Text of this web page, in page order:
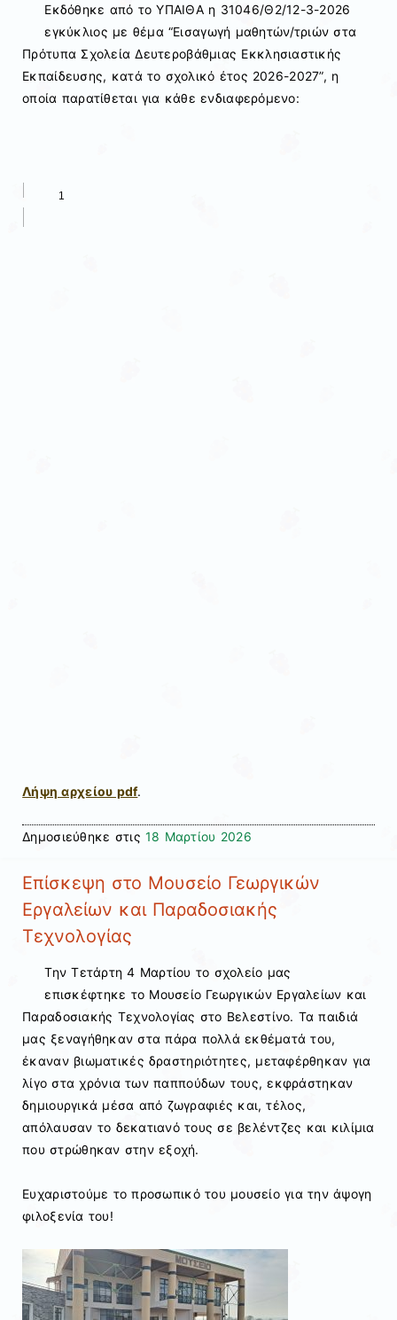
Εκδόθηκε από το ΥΠΑΙΘΑ η 31046/Θ2/12-3-2026
εγκύκλιος με θέμα “Εισαγωγή μαθητών/τριών στα
Πρότυπα Σχολεία Δευτεροβάθμιας Εκκλησιαστικής
Εκπαίδευσης, κατά το σχολικό έτος 2026-2027”, η
οποία παρατίθεται για κάθε ενδιαφερόμενο:
Λήψη αρχείου pdf.
Δημοσιεύθηκε στις 18 Μαρτίου 2026
Επίσκεψη στο Μουσείο Γεωργικών
Εργαλείων και Παραδοσιακής
Τεχνολογίας
Την Τετάρτη 4 Μαρτίου το σχολείο μας
επισκέφτηκε το Μουσείο Γεωργικών Εργαλείων και
Παραδοσιακής Τεχνολογίας στο Βελεστίνο. Τα παιδιά
μας ξεναγήθηκαν στα πάρα πολλά εκθέματά του,
έκαναν βιωματικές δραστηριότητες, μεταφέρθηκαν για
λίγο στα χρόνια των παππούδων τους, εκφράστηκαν
δημιουργικά μέσα από ζωγραφιές και, τέλος,
απόλαυσαν το δεκατιανό τους σε βελέντζες και κιλίμια
που στρώθηκαν στην εξοχή.
Ευχαριστούμε το προσωπικό του μουσείο για την άψογη
φιλοξενία του!